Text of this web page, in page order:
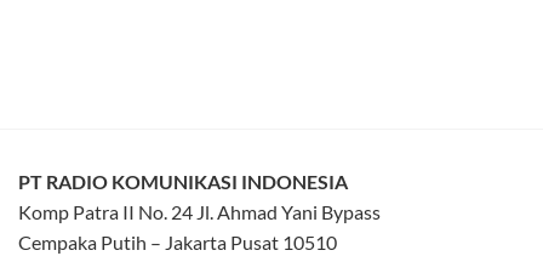
PT RADIO KOMUNIKASI INDONESIA
Komp Patra II No. 24 Jl. Ahmad Yani Bypass
Cempaka Putih – Jakarta Pusat 10510